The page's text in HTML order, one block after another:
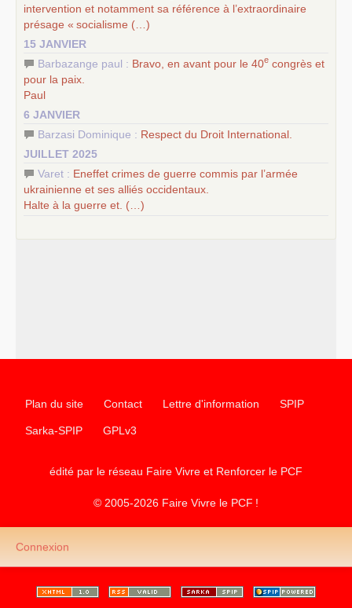
intervention et notamment sa référence à l’extraordinaire
présage « socialisme (…)
15 JANVIER
Barbazange paul : Bravo, en avant pour le 40e congrès et
pour la paix.
Paul
6 JANVIER
Barzasi Dominique : Respect du Droit International.
JUILLET 2025
Varet : Eneffet crimes de guerre commis par l’armée
ukrainienne et ses alliés occidentaux.
Halte à la guerre et. (…)
Plan du site Contact Lettre d'information SPIP
Sarka-SPIP GPLv3
édité par le réseau Faire Vivre et Renforcer le PCF
© 2005-2026 Faire Vivre le PCF !
Connexion